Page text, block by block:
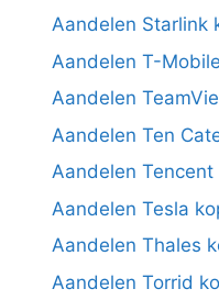
Aandelen Starlink
Aandelen T-
Aandelen
Aandelen Ten
Aandelen Tencent
Aandelen Tesla
Aandelen Thales
Aandelen Torrid